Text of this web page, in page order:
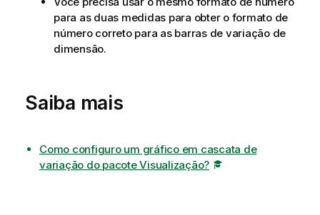
para as duas medidas para obter o formato de
número correto para as barras de variação de
dimensão.
Saiba mais
Como configuro um gráfico em cascata de
variação do pacote Visualização?